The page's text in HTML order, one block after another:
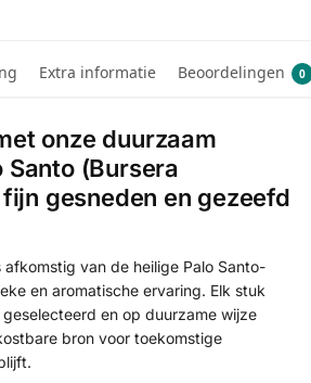
Extra informatie Beoordelingen 0
onze duurzaam
Santo (Bursera
gesneden en gezeefd
afkomstig van de heilige Palo Santo-
en aromatische ervaring. Elk stuk
en op duurzame wijze
bron voor toekomstige